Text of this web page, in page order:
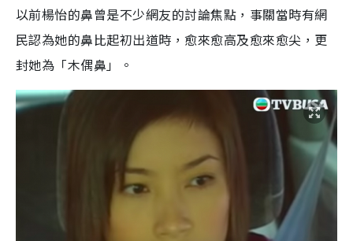
以前楊怡的鼻曾是不少網友的討論焦點，事關當時有網
民認為她的鼻比起初出道時，愈來愈高及愈來愈尖，更
封她為「木偶鼻」。